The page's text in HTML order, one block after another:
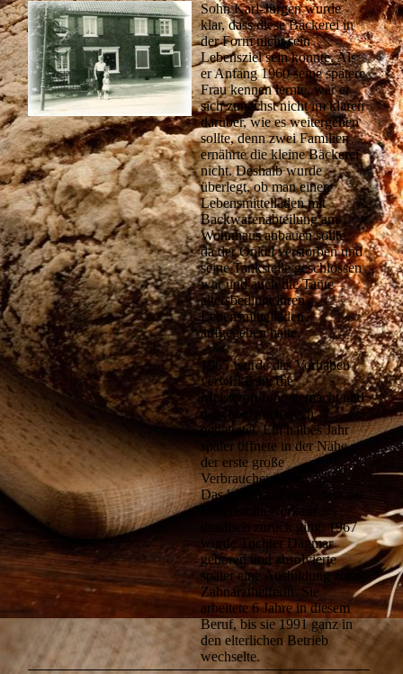
Sohn Karl-Jürgen wurde
klar, dass diese Bäckerei in
der Form nicht sein
Lebensziel sein konnte. Als
er Anfang 1960 seine spätere
Frau kennen lernte, war er
sich zunächst nicht im klaren
darüber, wie es weitergehen
sollte, denn zwei Familien
ernährte die kleine Bäckerei
nicht. Deshalb wurde
überlegt, ob man einen
Lebensmittelladen mit
Backwarenabteilung am
Wohnhaus anbauen sollte,
da der Onkel verstorben und
seine Tankstelle geschlossen
war und auch die Tante
altersbedingt ihren
Lebensmittelladen
aufgegeben hatte.
1965 wurde das Vorhaben
verwirklicht, die
Meisterprüfung gemacht und
nebenbei auch noch
geheiratet. Ein halbes Jahr
später öffnete in der Nähe
der erste große
Verbrauchermarkt.
Das hatte zur Folge, dass der
Lebensmittelverkauf
drastisch zurück ging. 1967
wurde Tochter Dagmar
geboren und absolvierte
später eine Ausbildung zur
Zahnarzthelferin. Sie
arbeitete 6 Jahre in diesem
Beruf, bis sie 1991 ganz in
den elterlichen Betrieb
wechselte.